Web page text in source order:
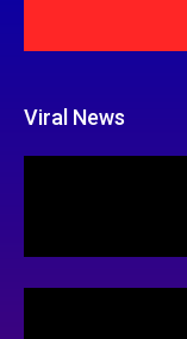
Viral News